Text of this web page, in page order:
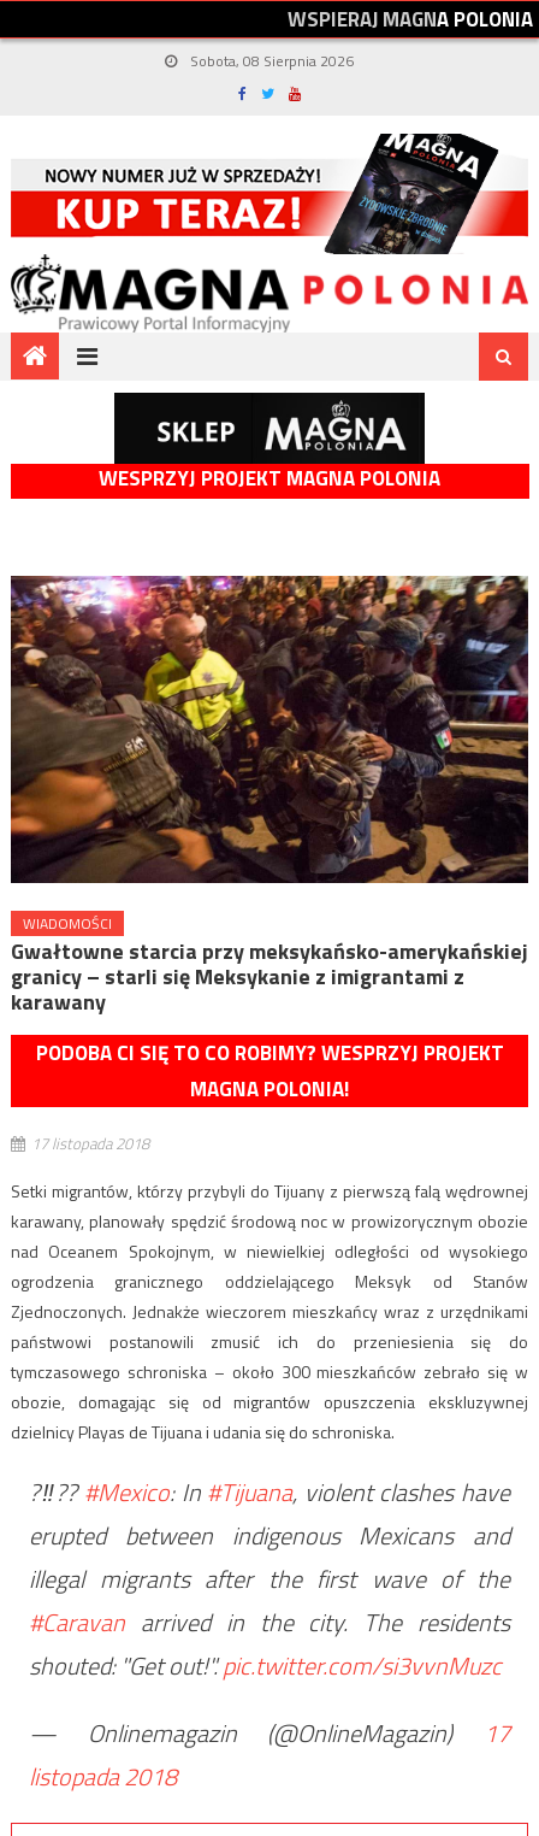
WSPIERAJMAGNAPOLONIA
Sobota, 08 Sierpnia 2026
WESPRZYJ PROJEKT MAGNA POLONIA
WIADOMOŚCI
Gwałtowne starcia przy meksykańsko-amerykańskiej
granicy – starli się Meksykanie z imigrantami z
karawany
PODOBA CI SIĘ TO CO ROBIMY? WESPRZYJ PROJEKT
MAGNA POLONIA!
17 listopada 2018
Setki migrantów, którzy przybyli do Tijuany z pierwszą falą wędrownej
karawany, planowały spędzić środową noc w prowizorycznym obozie
nad Oceanem Spokojnym, w niewielkiej odległości od wysokiego
ogrodzenia granicznego oddzielającego Meksyk od Stanów
Zjednoczonych. Jednakże wieczorem mieszkańcy wraz z urzędnikami
państwowi postanowili zmusić ich do przeniesienia się do
tymczasowego schroniska – około 300 mieszkańców zebrało się w
obozie, domagając się od migrantów opuszczenia ekskluzywnej
dzielnicy Playas de Tijuana i udania się do schroniska.
?‼??#Mexico: In#Tijuana, violent clashes have
erupted between indigenous Mexicans and
illegal migrants after the first wave of the
#Caravanarrived in the city. The residents
shouted: "Get out!".pic.twitter.com/si3vvnMuzc
— Onlinemagazin (@OnlineMagazin)
17
listopada 2018